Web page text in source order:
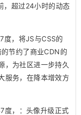
，超过24小时的动态
度，将JS与CSS的
节约了商业CDN的
，为社区进一步持久
服务，在降本增效方
度，：头像升级正式